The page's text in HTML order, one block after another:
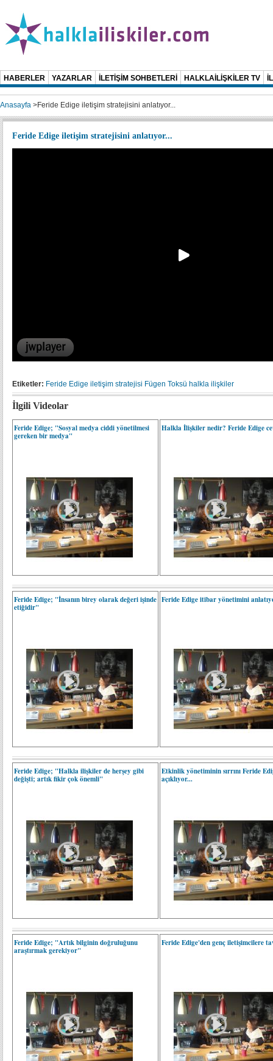
HABERLER YAZARLAR İLETİŞİM SOHBETLERİ HALKLAİLİŞKİLER TV
Anasayfa >Feride Edige iletişim stratejisini anlatıyor...
Feride Edige iletişim stratejisini anlatıyor...
Etiketler: Feride Edige iletişim stratejisi Fügen Toksü halkla ilişkiler
İlgili Videolar
Feride Edige; "Sosyal medya ciddi yönetilmesi
gereken bir medya"
Halkla İlişkiler nedir? Feride Edige
Feride Edige; "İnsanın birey olarak değeri işinde
etiğidir"
Feride Edige itibar yönetimini
Feride Edige; "Halkla ilişkiler de herşey gibi
değişti; artık fikir çok önemli"
Etkinlik yönetiminin sırrını Feride
açıklıyor...
Feride Edige; "Artık bilginin doğruluğunu
araştırmak gerekiyor"
Feride Edige'den genç iletişimcilere